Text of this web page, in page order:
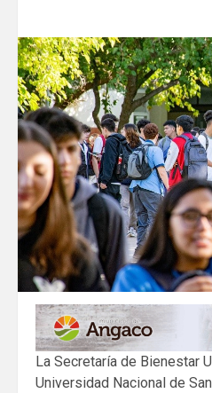
La Secretaría de Bienestar
Universidad Nacional de